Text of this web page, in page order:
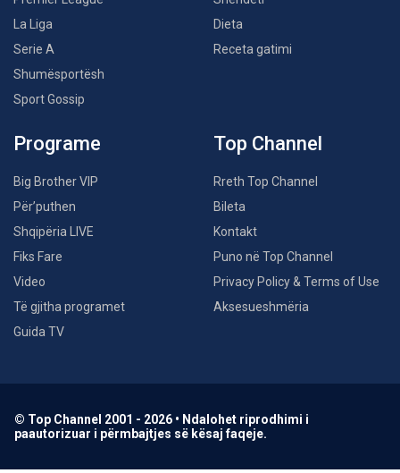
La Liga
Serie A
Shumësportësh
Sport Gossip
Dieta
Receta gatimi
Programe
Big Brother VIP
Për’puthen
Shqipëria LIVE
Fiks Fare
Video
Të gjitha programet
Guida TV
Top Channel
Rreth Top Channel
Bileta
Kontakt
Puno në Top Channel
Privacy Policy & Terms of Use
Aksesueshmëria
© Top Channel 2001 - 2026 • Ndalohet riprodhimi i
paautorizuar i përmbajtjes së kësaj faqeje.